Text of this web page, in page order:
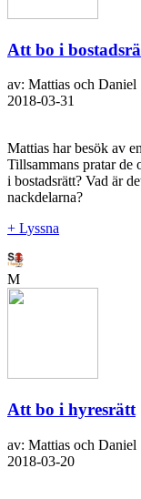
Att bo i
av: Mattias och Daniel
2018-03-31
Mattias har besök av
Tillsammans pratar de
i bostadsrätt? Vad är
nackdelarna?
+ Lyssna
M
Att bo i hyresrätt
av: Mattias och Daniel
2018-03-20